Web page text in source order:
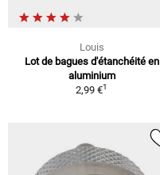
Louis
Lot de bagues d'étanchéité en
aluminium
2,99 €1